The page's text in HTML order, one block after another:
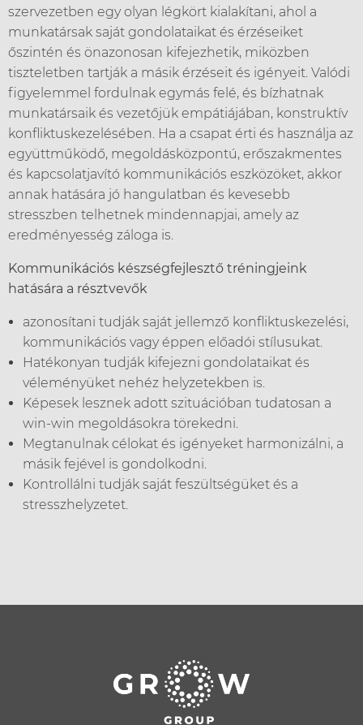
szervezetben egy olyan légkört kialakítani, ahol a
munkatársak saját gondolataikat és érzéseiket
őszintén és önazonosan kifejezhetik, miközben
tiszteletben tartják a másik érzéseit és igényeit. Valódi
figyelemmel fordulnak egymás felé, és bízhatnak
munkatársaik és vezetőjük empátiájában, konstruktív
konfliktuskezelésében. Ha a csapat érti és használja az
együttműködő, megoldásközpontú, erőszakmentes
és kapcsolatjavító kommunikációs eszközöket, akkor
annak hatására jó hangulatban és kevesebb
stresszben telhetnek mindennapjai, amely az
eredményesség záloga is.
Kommunikációs készségfejlesztő tréningjeink
hatására a résztvevők
azonosítani tudják saját jellemző konfliktuskezelési,
kommunikációs vagy éppen előadói stílusukat.
Hatékonyan tudják kifejezni gondolataikat és
véleményüket nehéz helyzetekben is.
Képesek lesznek adott szituációban tudatosan a
win-win megoldásokra törekedni.
Megtanulnak célokat és igényeket harmonizálni, a
másik fejével is gondolkodni.
Kontrollálni tudják saját feszültségüket és a
stresszhelyzetet.